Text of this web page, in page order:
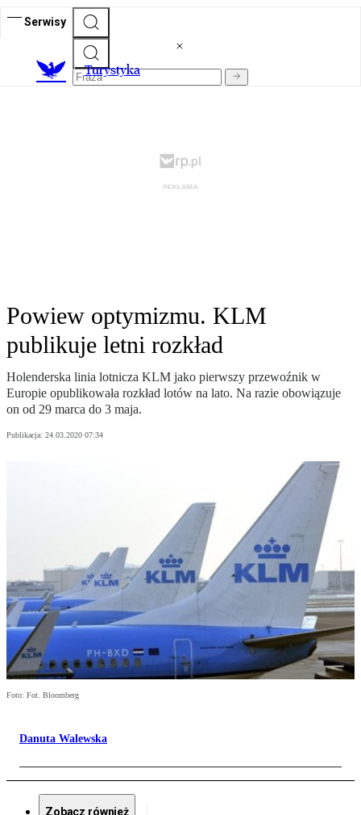
Serwisy
Turystyka
Powiew optymizmu. KLM
publikuje letni rozkład
Holenderska linia lotnicza KLM jako pierwszy przewoźnik w
Europie opublikowała rozkład lotów na lato. Na razie obowiązuje
on od 29 marca do 3 maja.
Publikacja: 24.03.2020 07:34
Foto: Fot. Bloomberg
Danuta Walewska
Zobacz również